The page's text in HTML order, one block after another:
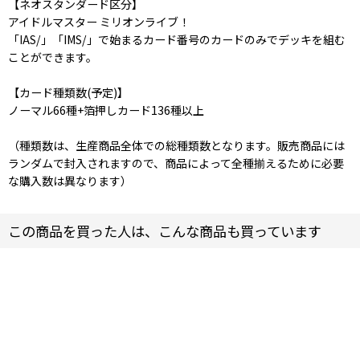
【ネオスタンダード区分】
アイドルマスター ミリオンライブ！
「IAS/」「IMS/」で始まるカード番号のカードのみでデッキを組む
ことができます。
【カード種類数(予定)】
ノーマル66種+箔押しカード136種以上
（種類数は、生産商品全体での総種類数となります。販売商品には
ランダムで封入されますので、商品によって全種揃えるために必要
な購入数は異なります）
この商品を買った人は、こんな商品も買っています